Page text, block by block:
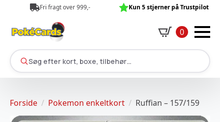
Fri fragt over 999,- Kun 5 stjerner på Trustpilot
0
Søg efter kort, boxe, tilbehør…
Forside Pokemon enkeltkort Ruffian – 157/159